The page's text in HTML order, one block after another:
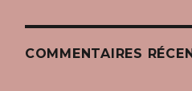
COMMENTAIRES